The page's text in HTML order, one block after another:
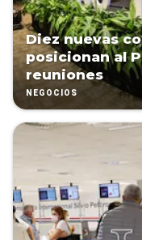
Diez nuevas
posicionan al
reuniones
NEGOCIOS